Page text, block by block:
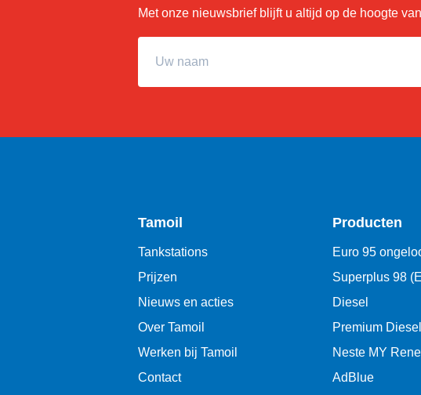
Met onze nieuwsbrief blijft u altijd op de hoogte
Tamoil
Tankstations
Prijzen
Nieuws en acties
Over Tamoil
Werken bij Tamoil
Contact
Producten
Euro 95
Superplus 98
Diesel
Premium Diesel
Neste MY
AdBlue